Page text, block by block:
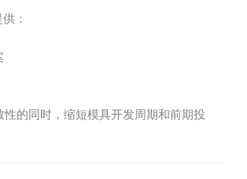
：
性的同时，缩短模具开发周期和前期投